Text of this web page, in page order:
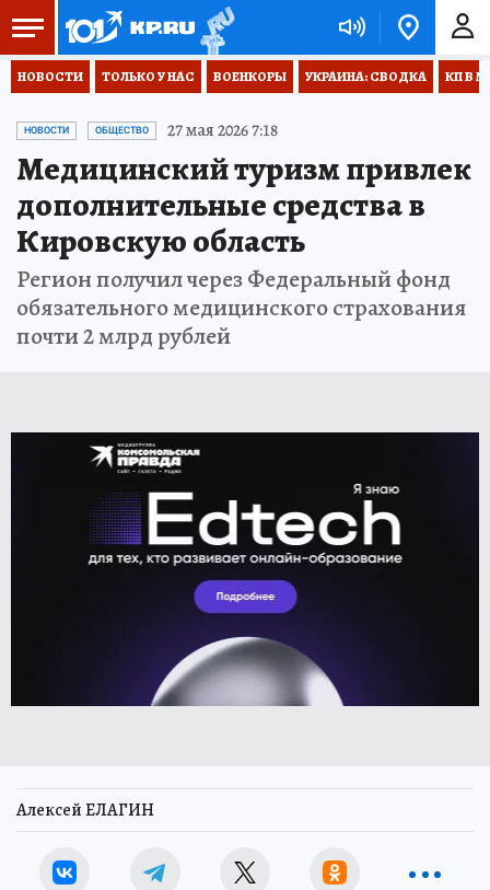
НОВОСТИ ТОЛЬКО У НАС ВОЕНКОРЫ УКРАИНА: СВОДКА КП В
НОВОСТИ ОБЩЕСТВО 27 мая 2026 7:18
Медицинский туризм привлек
дополнительные средства в
Кировскую область
Регион получил через Федеральный фонд
обязательного медицинского страхования
почти 2 млрд рублей
Алексей ЕЛАГИН